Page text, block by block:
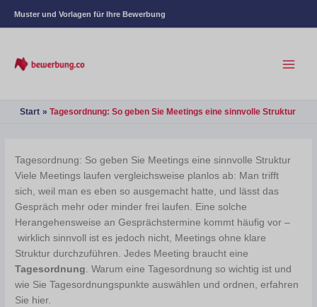
Muster und Vorlagen für Ihre Bewerbung
Start Tagesordnung: So geben Sie Meetings eine sinnvolle Struktur
Tagesordnung: So geben Sie Meetings eine sinnvolle Struktur
Viele Meetings laufen vergleichsweise planlos ab: Man trifft
sich, weil man es eben so ausgemacht hatte, und lässt das
Gespräch mehr oder minder frei laufen. Eine solche
Herangehensweise an Gesprächstermine kommt häufig vor –
wirklich sinnvoll ist es jedoch nicht, Meetings ohne klare
Struktur durchzuführen. Jedes Meeting braucht eine
Tagesordnung. Warum eine Tagesordnung so wichtig ist und
wie Sie Tagesordnungspunkte auswählen und ordnen, erfahren
Sie hier.